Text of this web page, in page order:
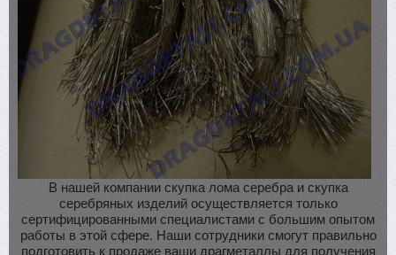
В нашей компании скупка лома серебра и скупка
серебряных изделий осуществляется только
сертифицированными специалистами с большим опытом
работы в этой сфере. Наши сотрудники смогут правильно
подготовить к продаже ваши драгметаллы для получения